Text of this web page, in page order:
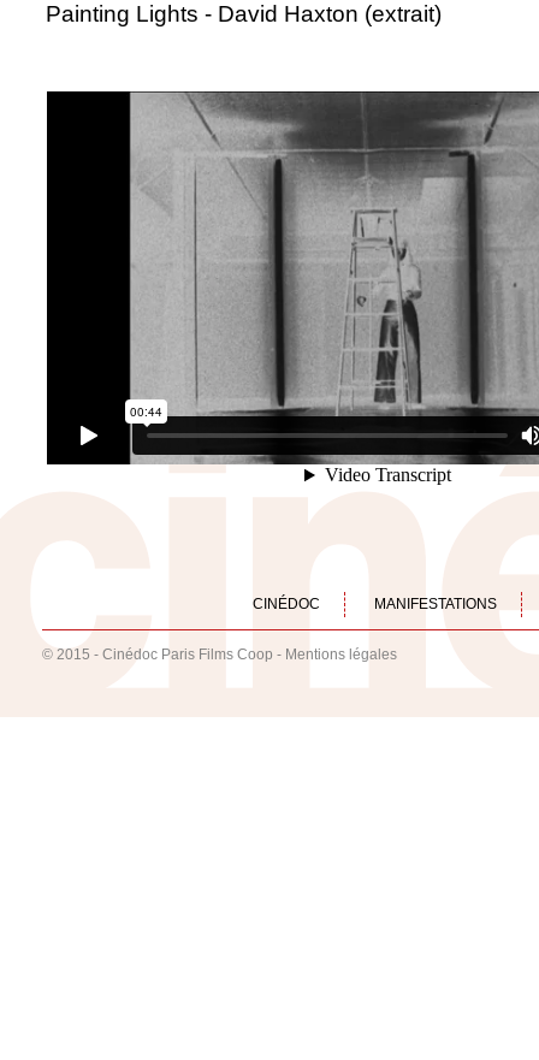
Painting Lights - David Haxton (extrait)
CINÉDOC MANIFESTATIONS
© 2015 - Cinédoc Paris Films Coop - Mentions légales